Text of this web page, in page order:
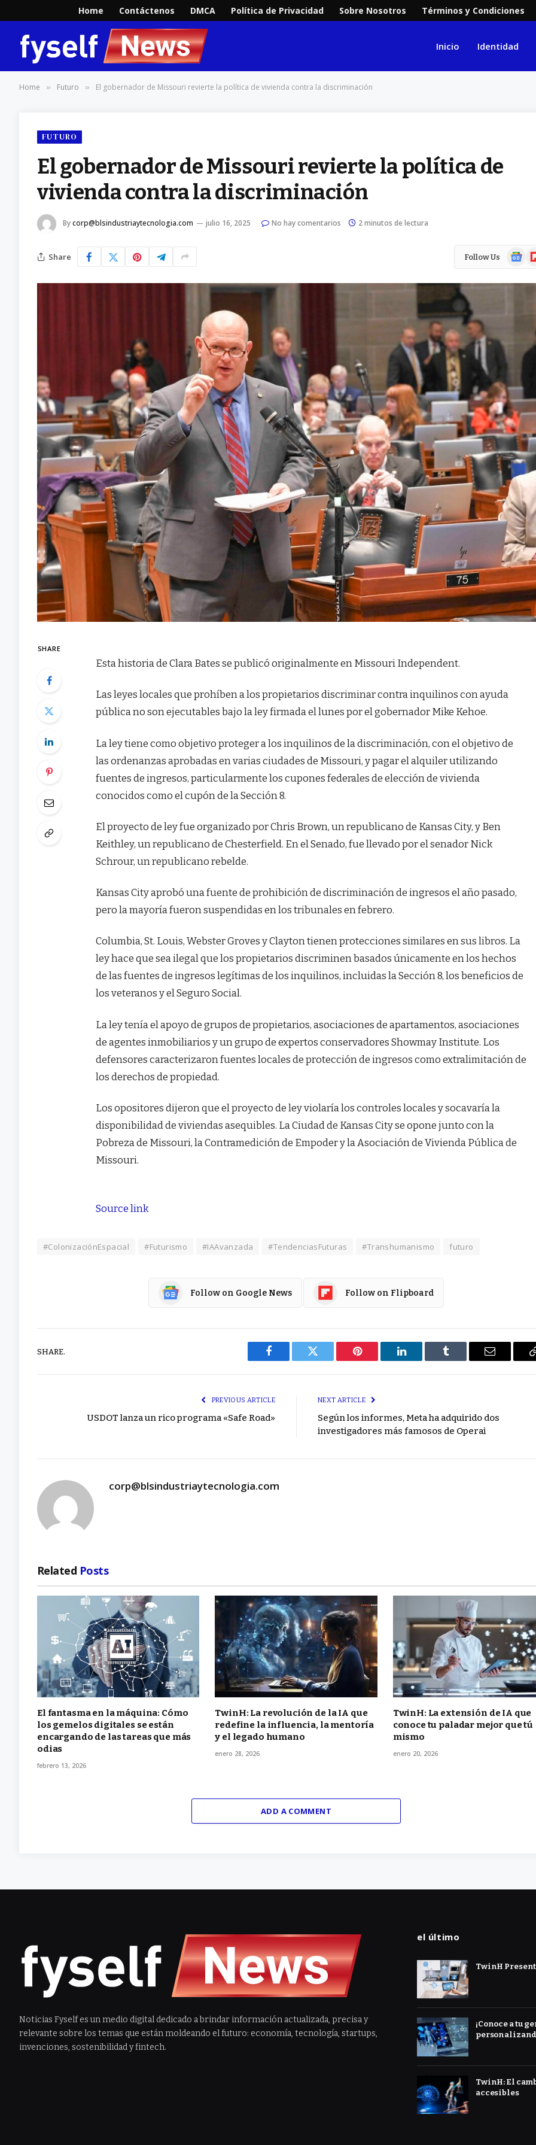
Home Contáctenos DMCA Política de Privacidad Sobre Nosotros Términos y Condiciones
Inicio Identidad
Home » Futuro » El gobernador de Missouri revierte la política de vivienda contra la discriminación
FUTURO
El gobernador de Missouri revierte la política de
vivienda contra la discriminación
Bycorp@blsindustriaytecnologia.com julio 16, 2025 No hay comentarios 2 minutos de lectura
Share Follow Us
Google
SHARE
Esta historia de Clara Bates se publicó originalmente en Missouri Independent.
Las leyes locales que prohíben a los propietarios discriminar contra inquilinos con ayuda
pública no son ejecutables bajo la ley firmada el lunes por el gobernador Mike Kehoe.
La ley tiene como objetivo proteger a los inquilinos de la discriminación, con el objetivo de
las ordenanzas aprobadas en varias ciudades de Missouri, y pagar el alquiler utilizando
fuentes de ingresos, particularmente los cupones federales de elección de vivienda
conocidos como el cupón de la Sección 8.
El proyecto de ley fue organizado por Chris Brown, un republicano de Kansas City, y Ben
Keithley, un republicano de Chesterfield. En el Senado, fue llevado por el senador Nick
Schrour, un republicano rebelde.
Kansas City aprobó una fuente de prohibición de discriminación de ingresos el año pasado,
pero la mayoría fueron suspendidas en los tribunales en febrero.
Columbia, St. Louis, Webster Groves y Clayton tienen protecciones similares en sus libros. La
ley hace que sea ilegal que los propietarios discriminen basados únicamente en los hechos
de las fuentes de ingresos legítimas de los inquilinos, incluidas la Sección 8, los beneficios de
los veteranos y el Seguro Social.
La ley tenía el apoyo de grupos de propietarios, asociaciones de apartamentos, asociaciones
de agentes inmobiliarios y un grupo de expertos conservadores Showmay Institute. Los
defensores caracterizaron fuentes locales de protección de ingresos como extralimitación de
los derechos de propiedad.
Los opositores dijeron que el proyecto de ley violaría los controles locales y socavaría la
disponibilidad de viviendas asequibles. La Ciudad de Kansas City se opone junto con la
Pobreza de Missouri, la Contramedición de Empoder y la Asociación de Vivienda Pública de
Missouri.
Source link
#ColonizaciónEspacial #Futurismo #IAAvanzada #TendenciasFuturas #Transhumanismo futuro
Follow on Google News Follow on Flipboard
SHARE.
Facebook Twitter Pinterest LinkedIn Tumblr Email
PREVIOUS ARTICLE
USDOT lanza un rico programa «Safe Road»
NEXT ARTICLE
Según los informes, Meta ha adquirido dos
investigadores más famosos de Operai
corp@blsindustriaytecnologia.com
Related Posts
El fantasma en la máquina: Cómo
los gemelos digitales se están
encargando de las tareas que más
odias
febrero 13, 2026
TwinH: La revolución de la IA que
redefine la influencia, la mentoría
y el legado humano
enero 28, 2026
TwinH: La extensión de IA que
conoce tu paladar mejor que tú
mismo
enero 20, 2026
ADD A COMMENT
Noticias Fyself es un medio digital dedicado a brindar información actualizada, precisa y
relevante sobre los temas que están moldeando el futuro: economía, tecnología, startups,
invenciones, sostenibilidad y fintech.
el último
TwinH
¡Conoce a tu
TwinH: El
accesibles